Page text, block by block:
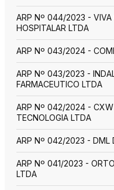
ARP Nº 044/2023 - VIVA
HOSPITALAR LTDA
ARP Nº 043/2024 -
ARP Nº 043/2023 -
FARMACEUTICO LTDA
ARP Nº 042/2024 - CXW
TECNOLOGIA LTDA
ARP Nº 042/2023 - DML
ARP Nº 041/2023 -
LTDA